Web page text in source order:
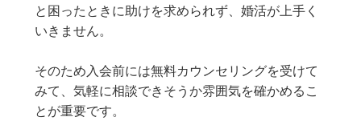
と困ったときに助けを求められず、婚活が上手く
いきません。
そのため入会前には無料カウンセリングを受けて
みて、気軽に相談できそうか雰囲気を確かめるこ
とが重要です。